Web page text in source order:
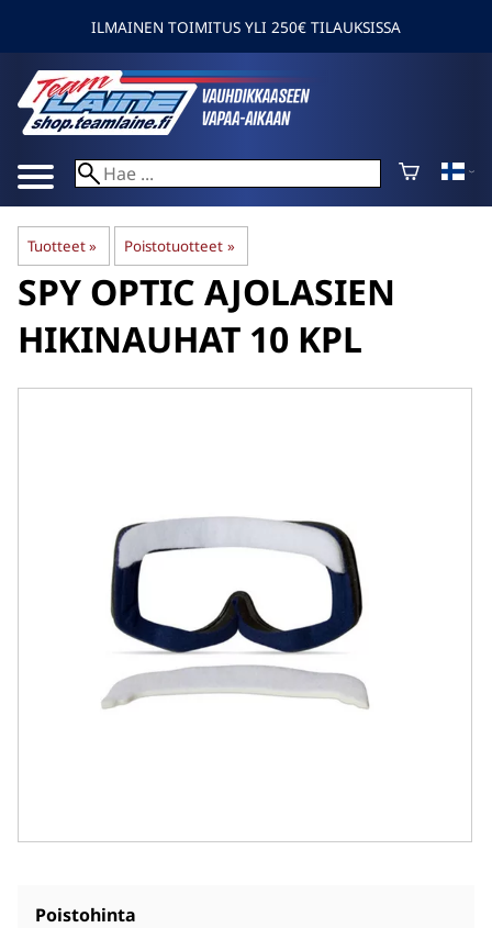
ILMAINEN TOIMITUS YLI 250€ TILAUKSISSA
Tuotteet‪» Poistotuotteet ‪»
SPY OPTIC AJOLASIEN
HIKINAUHAT 10 KPL
Poistohinta